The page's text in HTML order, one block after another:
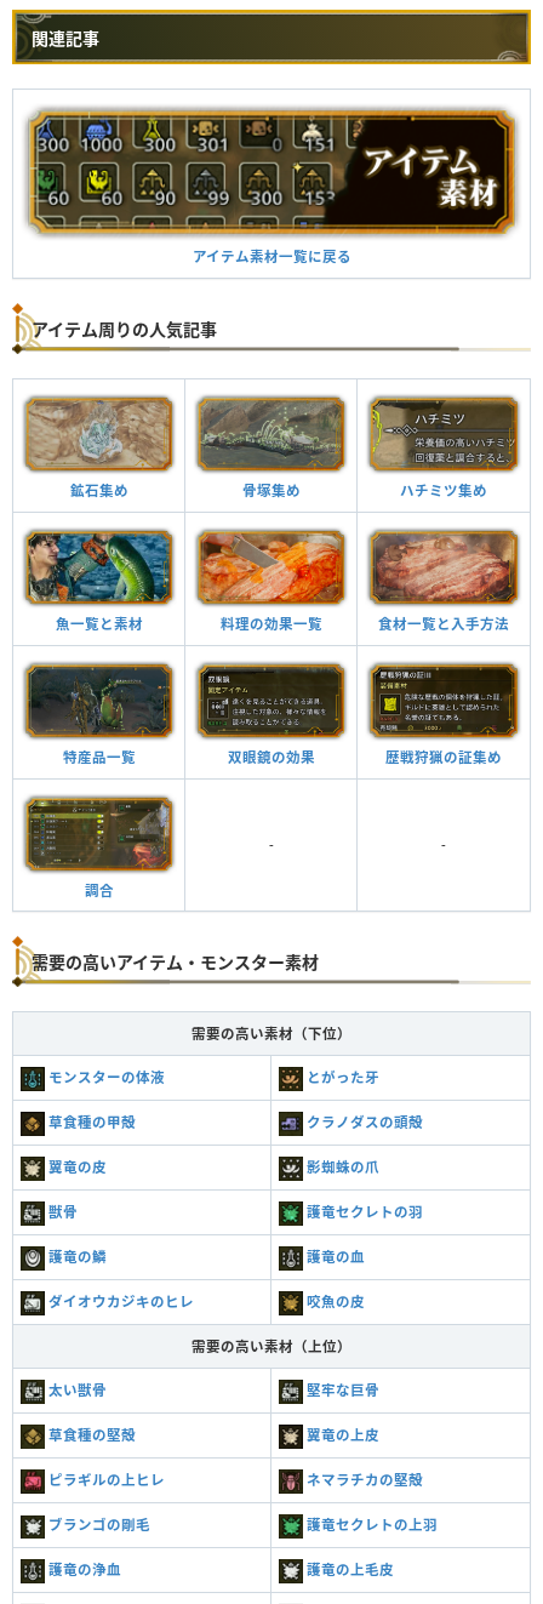
関連記事
アイテム素材一覧に戻る
アイテム周りの人気記事
鉱石集め 骨塚集め ハチミツ集め
魚一覧と素材 料理の効果一覧 食材一覧と入手方法
特産品一覧 双眼鏡の効果 歴戦狩猟の証集め
調合
- -
需要の高いアイテム・モンスター素材
需要の高い素材（下位）
モンスターの体液 とがった牙
草食種の甲殻 クラノダスの頭殻
翼竜の皮 影蜘蛛の爪
獣骨 護竜セクレトの羽
護竜の鱗 護竜の血
ダイオウカジキのヒレ 咬魚の皮
需要の高い素材（上位）
太い獣骨 堅牢な巨骨
草食種の堅殻 翼竜の上皮
ピラギルの上ヒレ ネマラチカの堅殻
ブランゴの剛毛 護竜セクレトの上羽
護竜の浄血 護竜の上毛皮